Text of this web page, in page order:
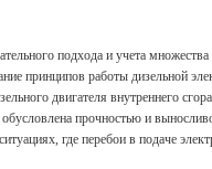
подхода и учета
принципов работы дизельной
двигателя внутреннего
прочностью и
где перебои в подаче